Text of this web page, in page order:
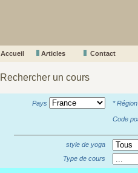
Accueil Articles
Contact
Rechercher un cours
Pays *
Code
style de yoga
Type de cours